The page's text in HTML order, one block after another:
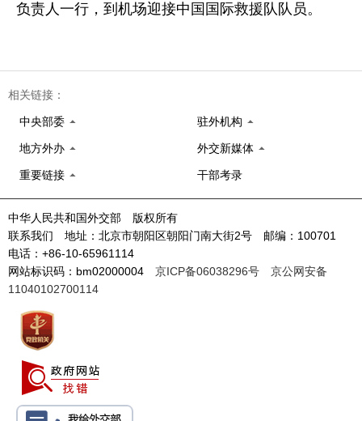
负责人一行，到机场迎接中国国际救援队队员。
相关链接：
中央部委 驻外机构
地方外办 外交新媒体
重要链接 干部考录
中华人民共和国外交部 版权所有
联系我们 地址：北京市朝阳区朝阳门南大街2号 邮编：100701
电话：+86-10-65961114
网站标识码：bm02000004 京ICP备06038296号
京公网安备
11040102700114